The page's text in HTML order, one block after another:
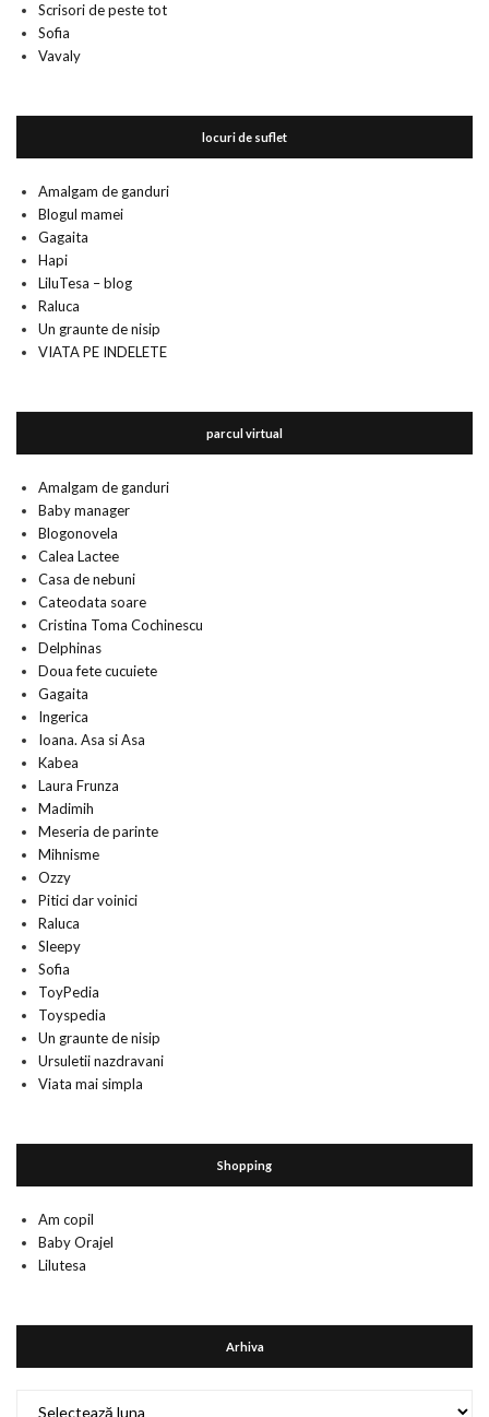
Scrisori de peste tot
Sofia
Vavaly
locuri de suflet
Amalgam de ganduri
Blogul mamei
Gagaita
Hapi
LiluTesa – blog
Raluca
Un graunte de nisip
VIATA PE INDELETE
parcul virtual
Amalgam de ganduri
Baby manager
Blogonovela
Calea Lactee
Casa de nebuni
Cateodata soare
Cristina Toma Cochinescu
Delphinas
Doua fete cucuiete
Gagaita
Ingerica
Ioana. Asa si Asa
Kabea
Laura Frunza
Madimih
Meseria de parinte
Mihnisme
Ozzy
Pitici dar voinici
Raluca
Sleepy
Sofia
ToyPedia
Toyspedia
Un graunte de nisip
Ursuletii nazdravani
Viata mai simpla
Shopping
Am copil
Baby Orajel
Lilutesa
Arhiva